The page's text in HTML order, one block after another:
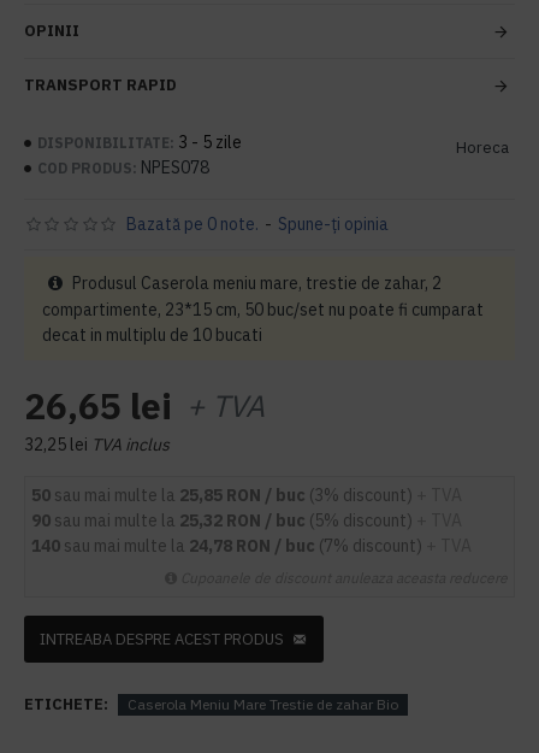
OPINII
TRANSPORT RAPID
DISPONIBILITATE: 3 - 5 zile
COD PRODUS: NPES078
Horeca
Bazată pe 0 note. - Spune-ţi opinia
26,65 lei + TVA
32,25 lei TVA inclus
Produsul Caserola meniu mare, trestie de zahar, 2
compartimente, 23*15 cm, 50 buc/set nu poate fi cumparat
decat in multiplu de 10 bucati
50 sau mai multe la 25,85 RON / buc (3% discount)
90 sau mai multe la 25,32 RON / buc (5% discount)
140 sau mai multe la 24,78 RON / buc (7% discount)
INTREABA DESPRE ACEST PRODUS
ETICHETE: Caserola Meniu Mare Trestie de zahar Bio